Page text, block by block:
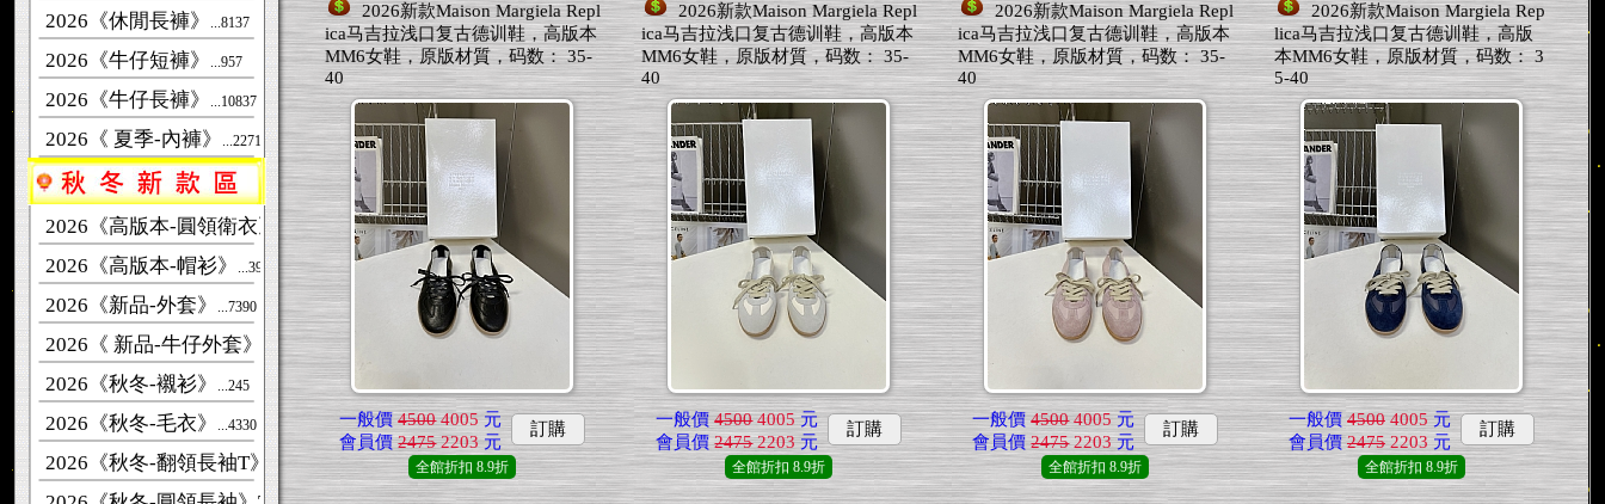
2026《休閒長褲》 ...8137
2026《牛仔短褲》 ...957
2026《牛仔長褲》 ...10837
2026《 夏季-內褲》 ...2271
2026《高版本-圓領衛衣》 ...11374
2026《高版本-帽衫》 ...3980
2026《新品-外套》 ...7390
2026《 新品-牛仔外套》 ...268
2026《秋冬-襯衫》 ...245
2026《秋冬-毛衣》 ...4330
2026《秋冬-翻領長袖T》...261
2026新款Maison Margiela Repl
ica马吉拉浅口复古德训鞋，高版本
MM6女鞋，原版材質，码数： 35-
40
一般價 45004005元
會員價 24752203元
訂購
全館折扣 8.9折
2026新款Maison Margiela Repl
ica马吉拉浅口复古德训鞋，高版本
MM6女鞋，原版材質，码数： 35-
40
一般價 45004005元
會員價 24752203元
訂購
全館折扣 8.9折
2026新款Maison Margiela Repl
ica马吉拉浅口复古德训鞋，高版本
MM6女鞋，原版材質，码数： 35-
40
一般價 45004005元
會員價 24752203元
訂購
全館折扣 8.9折
2026新款Maison Margiela Rep
lica马吉拉浅口复古德训鞋，高版
本MM6女鞋，原版材質，码数： 3
5-40
一般價 45004005元
會員價 24752203元
訂購
全館折扣 8.9折